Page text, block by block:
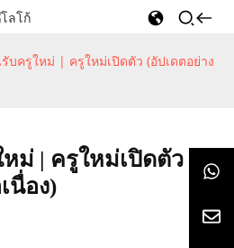
บครูใหม่ | ครูใหม่เปิดตัว (อัปเดตอย่าง
ม่ | ครูใหม่เปิดตัว
นื่อง)